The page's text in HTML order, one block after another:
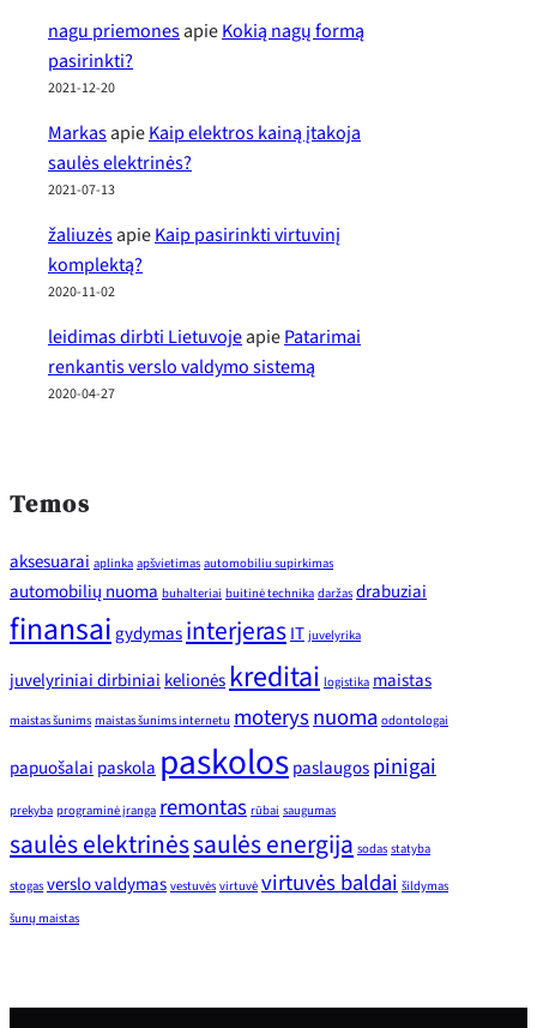
nagu priemonesapieKokią nagų formą
pasirinkti?
2021-12-20
MarkasapieKaip elektros kainą įtakoja
saulės elektrinės?
2021-07-13
žaliuzėsapieKaip pasirinkti virtuvinį
komplektą?
2020-11-02
leidimas dirbti LietuvojeapiePatarimai
renkantis verslo valdymo sistemą
2020-04-27
Temos
aksesuarai aplinka apšvietimas automobiliu supirkimas
automobilių nuoma buhalteriai buitinė technika daržas drabuziai
finansai gydymasinterjerasIT juvelyrika
juvelyriniai dirbiniai kelionės kreditai logistika maistas
maistas šunims maistas šunims internetu moterysnuoma odontologai
papuošalai paskola paskolospaslaugospinigai
prekyba programinė įranga remontas rūbai saugumas
saulės elektrinėssaulės energija sodas statyba
stogas verslo valdymas vestuvės virtuvė virtuvės baldai šildymas
šunų maistas